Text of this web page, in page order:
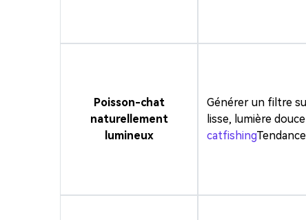
Poisson-chat
naturellement
lumineux
Générer un filtre
lisse, lumière
catfishing